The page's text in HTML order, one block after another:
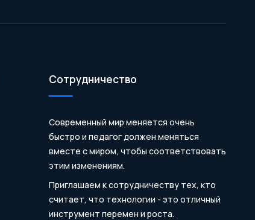
Сотрудничество
Современный мир меняется очень
быстро и педагог должен меняться
вместе с миром, чтобы соответствовать
этим изменениям.
Приглашаем к сотрудничеству тех, кто
считает, что технологии - это отличный
инструмент перемен и роста.